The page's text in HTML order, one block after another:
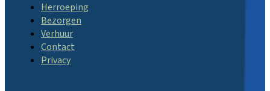
Herroeping
Bezorgen
Verhuur
Contact
Privacy